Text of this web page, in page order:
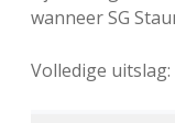
wanneer SG
Volledige uitslag: